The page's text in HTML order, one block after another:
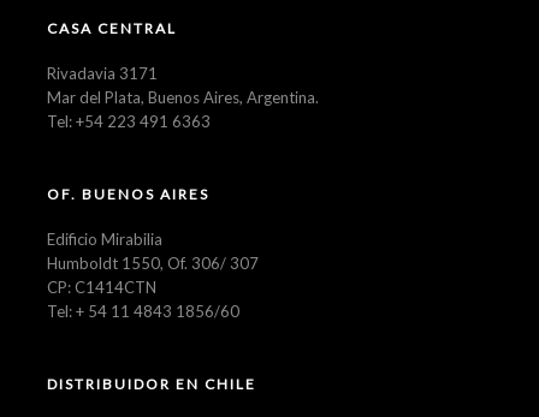
CASA CENTRAL
Rivadavia 3171
Mar del Plata, Buenos Aires, Argentina.
Tel: +54 223 491 6363
OF. BUENOS AIRES
Edificio Mirabilia
Humboldt 1550, Of. 306/ 307
CP: C1414CTN
Tel: + 54 11 4843 1856/60
DISTRIBUIDOR EN CHILE